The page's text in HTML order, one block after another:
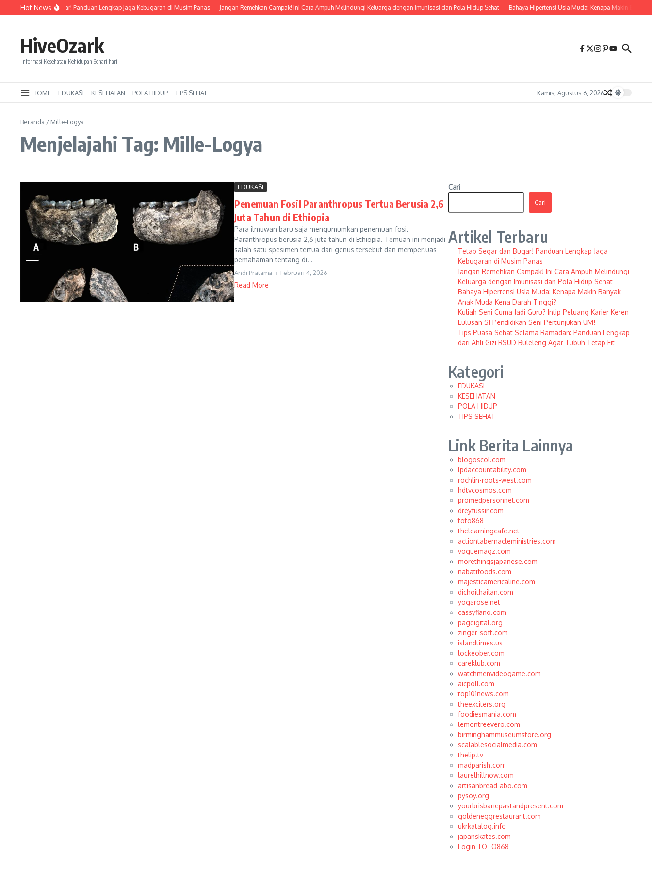
Lewati ke konten
Hot News
Tetap Segar dan Bugar! Panduan Lengkap Jaga Kebugaran di Musim Panas Jangan Remehkan Campak! Ini Cara Ampuh Melindungi Keluarga dengan Imunisasi dan Pola Hidup Sehat Bahaya Hipertensi Usia Muda: Kenapa Makin Banyak
HiveOzark
Informasi Kesehatan Kehidupan Sehari hari
HOME EDUKASI KESEHATAN POLA HIDUP TIPS SEHAT Kamis, Agustus 6, 2026
Beranda / Mille-Logya
Menjelajahi Tag: Mille-Logya
EDUKASI
Penemuan Fosil Paranthropus Tertua Berusia 2,6
Juta Tahun di Ethiopia
Para ilmuwan baru saja mengumumkan penemuan fosil
Paranthropus berusia 2,6 juta tahun di Ethiopia. Temuan ini menjadi
salah satu spesimen tertua dari genus tersebut dan memperluas
pemahaman tentang di...
Andi Pratama Februari 4, 2026
Read More
Cari
Cari
Artikel Terbaru
Tetap Segar dan Bugar! Panduan Lengkap Jaga
Kebugaran di Musim Panas
Jangan Remehkan Campak! Ini Cara Ampuh Melindungi
Keluarga dengan Imunisasi dan Pola Hidup Sehat
Bahaya Hipertensi Usia Muda: Kenapa Makin Banyak
Anak Muda Kena Darah Tinggi?
Kuliah Seni Cuma Jadi Guru? Intip Peluang Karier Keren
Lulusan S1 Pendidikan Seni Pertunjukan UM!
Tips Puasa Sehat Selama Ramadan: Panduan Lengkap
dari Ahli Gizi RSUD Buleleng Agar Tubuh Tetap Fit
Kategori
EDUKASI
KESEHATAN
POLA HIDUP
TIPS SEHAT
Link Berita Lainnya
blogoscol.com
lpdaccountability.com
rochlin-roots-west.com
hdtvcosmos.com
promedpersonnel.com
dreyfussir.com
toto868
thelearningcafe.net
actiontabernacleministries.com
voguemagz.com
morethingsjapanese.com
nabatifoods.com
majesticamericaline.com
dichoithailan.com
yogarose.net
cassyfiano.com
pagdigital.org
zinger-soft.com
islandtimes.us
lockeober.com
careklub.com
watchmenvideogame.com
aicpoll.com
top101news.com
theexciters.org
foodiesmania.com
lemontreevero.com
birminghammuseumstore.org
scalablesocialmedia.com
thelip.tv
madparish.com
laurelhillnow.com
artisanbread-abo.com
pysoy.org
yourbrisbanepastandpresent.com
goldeneggrestaurant.com
ukrkatalog.info
japanskates.com
Login TOTO868